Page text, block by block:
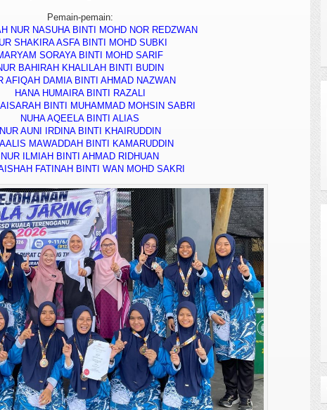
Pemain-pemain:
NUR NASUHA BINTI MOHD NOR REDZWAN
SHAKIRA ASFA BINTI MOHD SUBKI
SORAYA BINTI MOHD SARIF
BAHIRAH KHALILAH BINTI BUDIN
AFIQAH DAMIA BINTI AHMAD NAZWAN
HANA HUMAIRA BINTI RAZALI
BINTI MUHAMMAD MOHSIN SABRI
NUHA AQEELA BINTI ALIAS
NUR AUNI IRDINA BINTI KHAIRUDDIN
MAWADDAH BINTI KAMARUDDIN
⁠NUR ILMIAH BINTI AHMAD RIDHUAN
FATINAH BINTI WAN MOHD SAKRI